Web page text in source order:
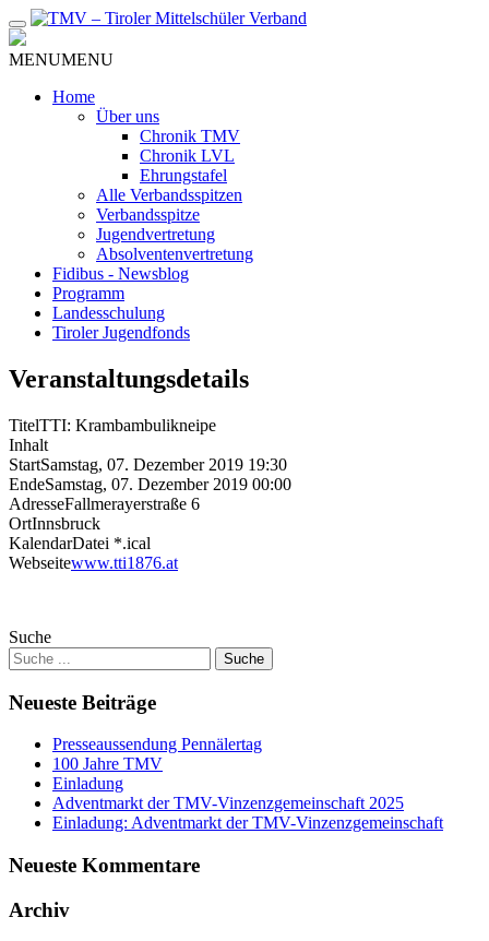
Zum
Inhalt
MENUMENU
Home
Über uns
Chronik TMV
Chronik LVL
Ehrungstafel
Alle Verbandsspitzen
Verbandsspitze
Jugendvertretung
Absolventenvertretung
Fidibus - Newsblog
Programm
Landesschulung
Tiroler Jugendfonds
Veranstaltungsdetails
TitelTTI: Krambambulikneipe
Inhalt
StartSamstag, 07. Dezember 2019 19:30
EndeSamstag, 07. Dezember 2019 00:00
AdresseFallmerayerstraße 6
OrtInnsbruck
KalendarDatei *.ical
Webseitewww.tti1876.at
Suche
Neueste Beiträge
Presseaussendung Pennälertag
100 Jahre TMV
Einladung
Adventmarkt der TMV-Vinzenzgemeinschaft 2025
Einladung: Adventmarkt der TMV-Vinzenzgemeinschaft
Neueste Kommentare
Archiv